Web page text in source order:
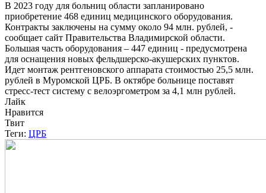
В 2023 году для больниц области запланировано
приобретение 468 единиц медицинского оборудования.
Контракты заключены на сумму около 94 млн. рублей, -
сообщает сайт Правительства Владимирской области.
Большая часть оборудования – 447 единиц - предусмотрена
для оснащения новых фельдшерско-акушерских пунктов.
Идет монтаж рентгеновского аппарата стоимостью 25,5 млн.
рублей в Муромской ЦРБ. В октябре больнице поставят
стресс-тест систему с велоэргометром за 4,1 млн рублей.
Лайк
Нравится
Твит
Теги: ЦРБ